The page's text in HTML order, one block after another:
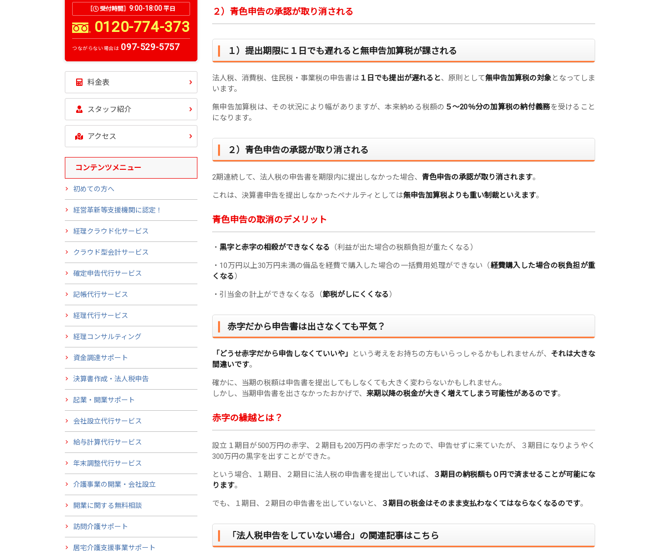
２）青色申告の承認が取り消される
１）提出期限に１日でも遅れると無申告加算税が課される
法人税、消費税、住民税・事業税の申告書は １日でも提出が遅れると、原則として無申告加算税の対象となってしま
います。
無申告加算税は、その状況により幅がありますが、本来納める税額の ５～20％分の加算税の納付義務を受けること
になります。
２）青色申告の承認が取り消される
2期連続して、法人税の申告書を期限内に提出しなかった場合、 青色申告の承認が取り消されます。
これは、決算書申告を提出しなかったペナルティとしては無申告加算税よりも重い制裁といえます。
青色申告の取消のデメリット
・ 黒字と赤字の相殺ができなくなる （利益が出た場合の税額負担が重たくなる）
・10万円以上30万円未満の備品を経費で購入した場合の一括費用処理ができない（経費購入した場合の税負担が重
くなる）
・引当金の計上ができなくなる（節税がしにくくなる）
赤字だから申告書は出さなくても平気？
「どうせ赤字だから申告しなくていいや」 という考えをお持ちの方もいらっしゃるかもしれませんが、 それは大きな
間違いです。
確かに、当期の税額は申告書を提出してもしなくても大きく変わらないかもしれません。
しかし、当期申告書を出さなかったおかげで、 来期以降の税金が大きく増えてしまう可能性があるのです。
赤字の繰越とは？
設立１期目が500万円の赤字、２期目も200万円の赤字だったので、申告せずに来ていたが、３期目になりようやく
300万円の黒字を出すことができた。
という場合、１期目、２期目に法人税の申告書を提出していれば、
３期目の納税額も０円で済ませることが可能にな
ります。
でも、１期目、２期目の申告書を出していないと、 ３期目の税金はそのまま支払わなくてはならなくなるのです。
「法人税申告をしていない場合」の関連記事はこちら
［ 受付時間］ 9:00-18:00 平日
0120-774-373
つながらない場合は 097-529-5757
料金表
スタッフ紹介
アクセス
コンテンツメニュー
初めての方へ
経営革新等支援機関に認定！
経理クラウド化サービス
クラウド型会計サービス
確定申告代行サービス
記帳代行サービス
経理代行サービス
経理コンサルティング
資金調達サポート
決算書作成・法人税申告
起業・開業サポート
会社設立代行サービス
給与計算代行サービス
年末調整代行サービス
介護事業の開業・会社設立
開業に関する無料相談
訪問介護サポート
居宅介護支援事業サポート